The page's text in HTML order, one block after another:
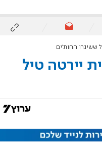
ששיגרו החות'ים
יירטה טיל